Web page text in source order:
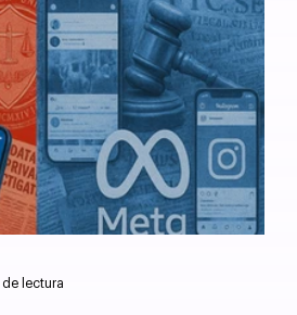
de lectura